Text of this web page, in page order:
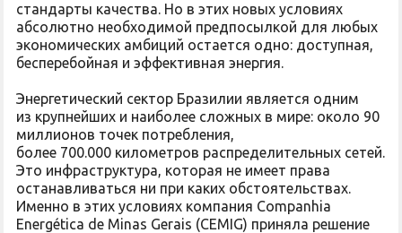
стандарты качества. Но в этих новых условиях
абсолютно необходимой предпосылкой для любых
экономических амбиций остается одно: доступная,
бесперебойная и эффективная энергия.
Энергетический сектор Бразилии является одним
из крупнейших и наиболее сложных в мире: около 90
миллионов точек потребления,
более 700.000 километров распределительных сетей.
Это инфраструктура, которая не имеет права
останавливаться ни при каких обстоятельствах.
Именно в этих условиях компания Companhia
Energética de Minas Gerais (CEMIG) приняла решение